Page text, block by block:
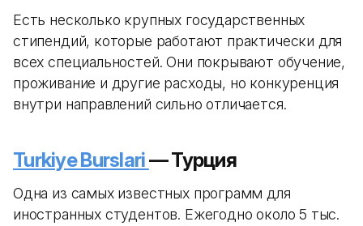
Есть несколько крупных государственных
стипендий, которые работают практически для
всех специальностей. Они покрывают обучение,
проживание и другие расходы, но конкуренция
внутри направлений сильно отличается.
Turkiye Burslari— Турция
Одна из самых известных программ для
иностранных студентов. Ежегодно около 5 тыс.